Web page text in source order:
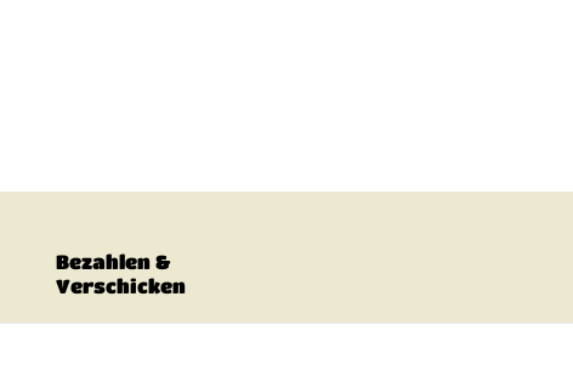
Bezahlen &
Verschicken